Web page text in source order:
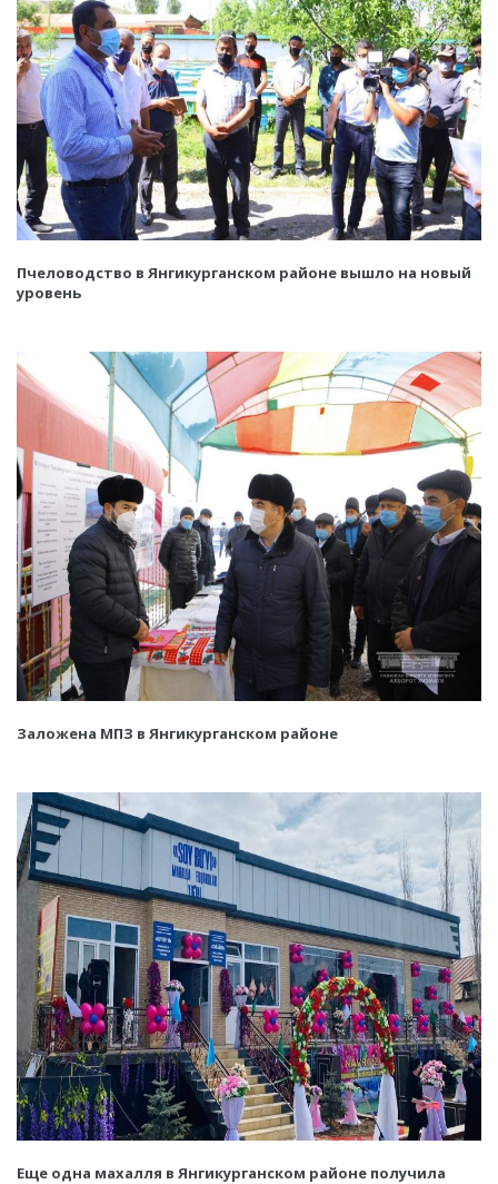
Пчеловодство в Янгикурганском районе вышло на новый
уровень
Заложена МПЗ в Янгикурганском районе
Еще одна махалля в Янгикурганском районе получила